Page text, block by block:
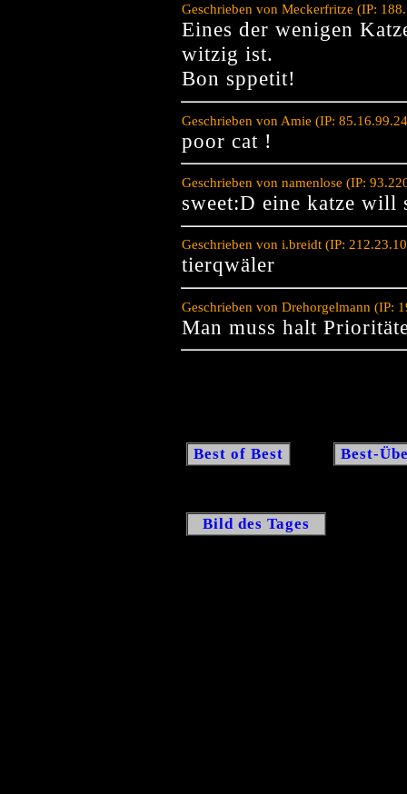
Geschrieben von Meckerfritze (IP:
Eines der wenigen
witzig ist.
Bon sppetit!
Geschrieben von Amie (IP:
poor cat !
Geschrieben von namenlose (IP:
sweet:D eine katze will
Geschrieben von i.breidt (IP:
tierqwäler
Geschrieben von Drehorgelmann (IP:
Man muss halt
Best of Best Best-
Bild des Tages